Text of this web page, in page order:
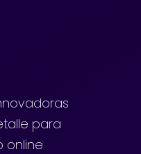
para
online